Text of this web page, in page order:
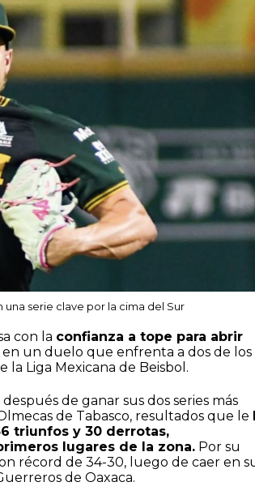
serie clave por la cima del Sur
con la confianza a tope para abrir
en un duelo que enfrenta a dos de los
Liga Mexicana de Beisbol.
de ganar sus dos series más
de Tabasco, resultados que le
triunfos y 30 derrotas,
lugares de la zona. Por su
récord de 34-30, luego de caer en
de Oaxaca.